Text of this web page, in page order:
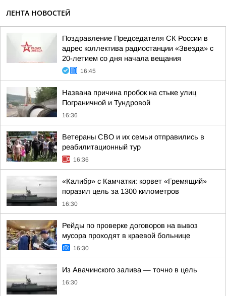
ЛЕНТА НОВОСТЕЙ
Поздравление Председателя СК России в
адрес коллектива радиостанции «Звезда» с
20-летием со дня начала вещания
16:45
Названа причина пробок на стыке улиц
Пограничной и Тундровой
16:36
Ветераны СВО и их семьи отправились в
реабилитационный тур
16:36
«Калибр» с Камчатки: корвет «Гремящий»
поразил цель за 1300 километров
16:30
Рейды по проверке договоров на вывоз
мусора проходят в краевой больнице
16:30
Из Авачинского залива — точно в цель
16:30